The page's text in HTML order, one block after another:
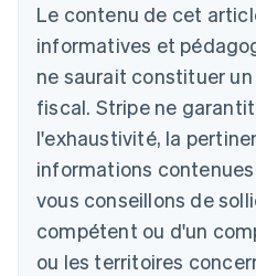
Le contenu de cet
informatives et
ne saurait constituer
fiscal. Stripe ne
l'exhaustivité, la
informations
vous conseillons de
compétent ou d'un
ou les territoires
Allemagne
Deutsch
Australie
English
Autriche
Belgique
NederlandsFrançaisDeutsch
Brésil
PortuguêsEnglish
Bulgarie
English